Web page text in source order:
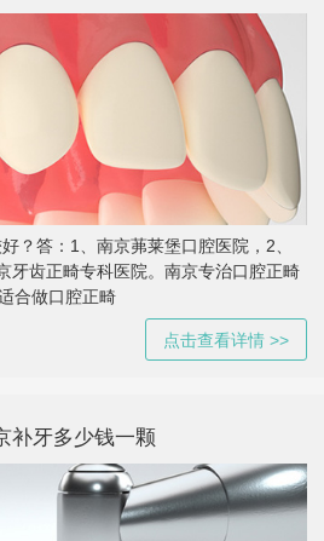
？答：1、南京茀莱堡口腔医院，2、
牙齿正畸专科医院。南京专治口腔正畸
合做口腔正畸
点击查看详情 >>
补牙多少钱一颗